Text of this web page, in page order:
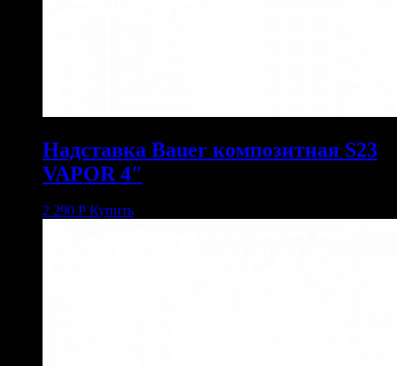
Надставка Bauer композитная S23
VAPOR 4″
2 290 Р Купить